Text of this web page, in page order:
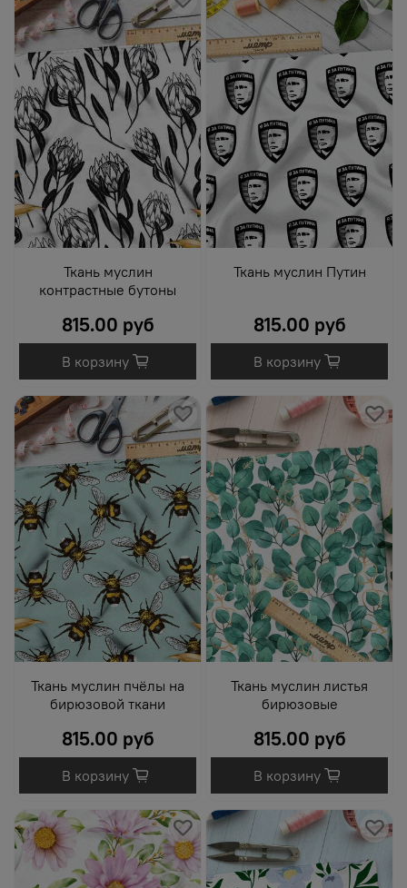
Ткань муслин
контрастные бутоны
815.00 руб
В корзину
Ткань муслин Путин
815.00 руб
В корзину
Ткань муслин пчёлы на
бирюзовой ткани
815.00 руб
В корзину
Ткань муслин листья
бирюзовые
815.00 руб
В корзину